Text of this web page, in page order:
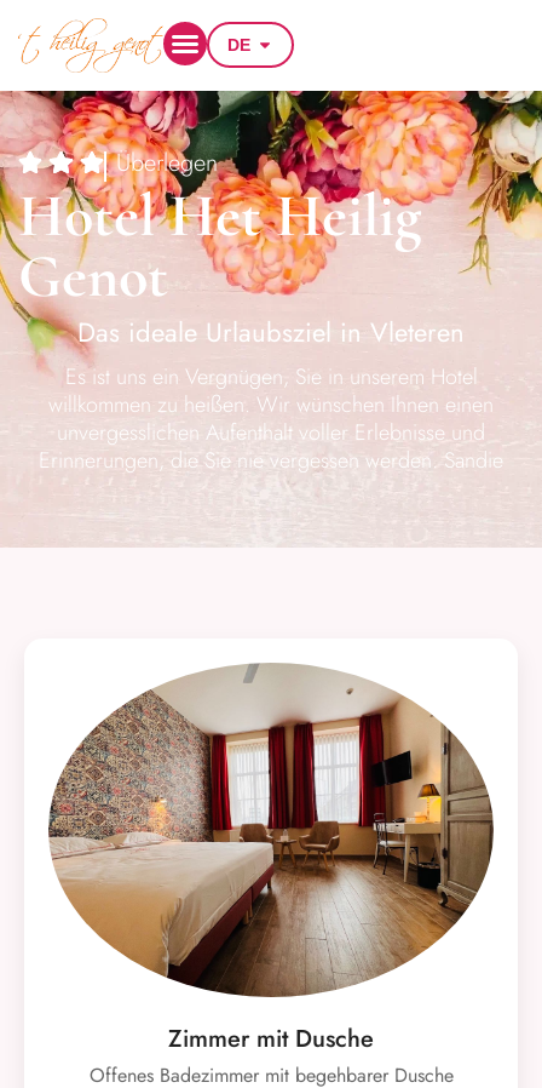
DE
Überlegen
Hotel Het Heilig
Genot
Das ideale Urlaubsziel in Vleteren
Es ist uns ein Vergnügen, Sie in unserem Hotel
willkommen zu heißen. Wir wünschen Ihnen einen
unvergesslichen Aufenthalt voller Erlebnisse und
Erinnerungen, die Sie nie vergessen werden. Sandie
Zimmer mit Dusche
Offenes Badezimmer mit begehbarer Dusche